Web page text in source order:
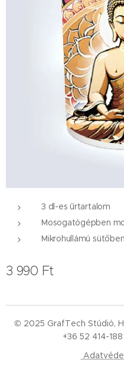
3 dl-es űrtartalom
Mosogatógépben
Mikrohullámú
3 990 Ft
© 2025 GrafTech Stúdió,
+36 52 414-